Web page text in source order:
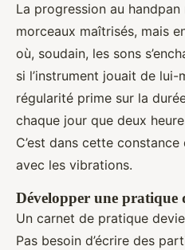
La progression au handpan
morceaux maîtrisés, mais
où, soudain, les sons
si l’instrument jouait de lui-
régularité prime sur la
chaque jour que deux
C’est dans cette
avec les vibrations.
Développer une pratique
Un carnet de pratique
Pas besoin d’écrire des